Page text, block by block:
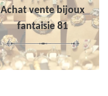
Achat vente bijoux
fantaisie 81